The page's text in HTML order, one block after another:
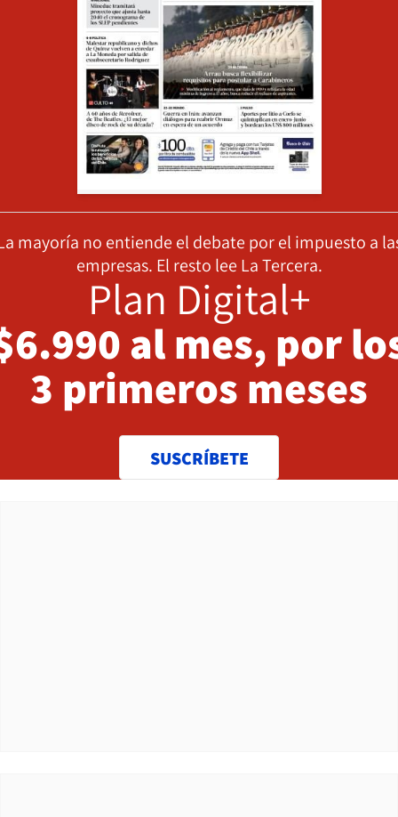
mayoría no entiende el debate por el impuesto a
empresas. El resto lee La Tercera.
Plan Digital+
al mes, por
3 primeros meses
SUSCRÍBETE